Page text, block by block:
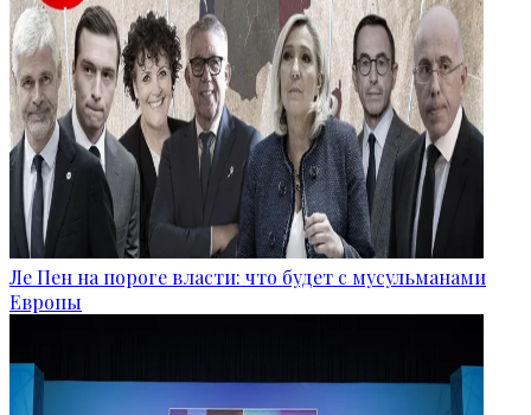
Ле Пен на пороге власти: что будет с мусульманами
Европы